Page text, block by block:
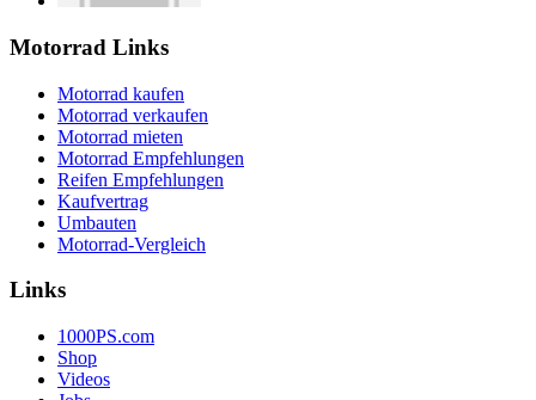
Motorrad Links
Motorrad kaufen
Motorrad verkaufen
Motorrad mieten
Motorrad Empfehlungen
Reifen Empfehlungen
Kaufvertrag
Umbauten
Motorrad-Vergleich
Links
1000PS.com
Shop
Videos